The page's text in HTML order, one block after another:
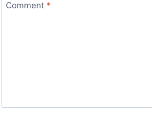
Comment *